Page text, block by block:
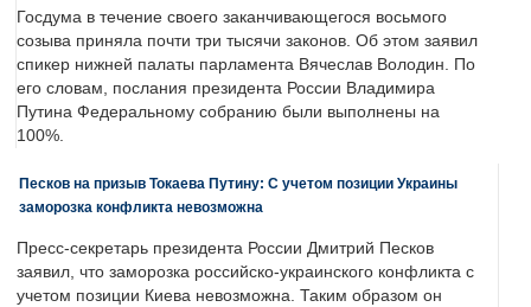
Госдума в течение своего заканчивающегося восьмого
созыва приняла почти три тысячи законов. Об этом заявил
спикер нижней палаты парламента Вячеслав Володин. По
его словам, послания президента России Владимира
Путина Федеральному собранию были выполнены на
100%.
Песков на призыв Токаева Путину: С учетом позиции Украины
заморозка конфликта невозможна
Пресс-секретарь президента России Дмитрий Песков
заявил, что заморозка российско-украинского конфликта с
учетом позиции Киева невозможна. Таким образом он